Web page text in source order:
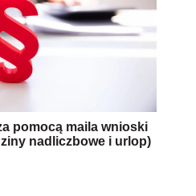
pomocą maila wnioski
nadliczbowe i urlop)